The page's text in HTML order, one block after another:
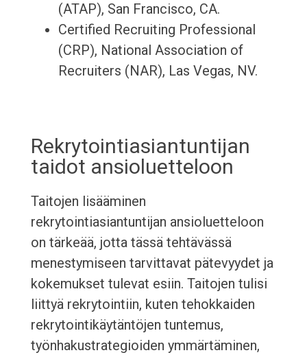
(ATAP), San Francisco, CA.
Certified Recruiting Professional
(CRP), National Association of
Recruiters (NAR), Las Vegas, NV.
Rekrytointiasiantuntijan
taidot ansioluetteloon
Taitojen lisääminen
rekrytointiasiantuntijan ansioluetteloon
on tärkeää, jotta tässä tehtävässä
menestymiseen tarvittavat pätevyydet ja
kokemukset tulevat esiin. Taitojen tulisi
liittyä rekrytointiin, kuten tehokkaiden
rekrytointikäytäntöjen tuntemus,
työnhakustrategioiden ymmärtäminen,